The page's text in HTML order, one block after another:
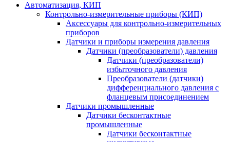
Автоматизация, КИП
Контрольно-измерительные приборы (КИП)
Аксессуары для контрольно-измерительных
приборов
Датчики и приборы измерения давления
Датчики (преобразователи) давления
Датчики (преобразователи)
избыточного давления
Преобразователи (датчики)
дифференциального давления с
фланцевым присоединением
Датчики промышленные
Датчики бесконтактные
промышленные
Датчики бесконтактные